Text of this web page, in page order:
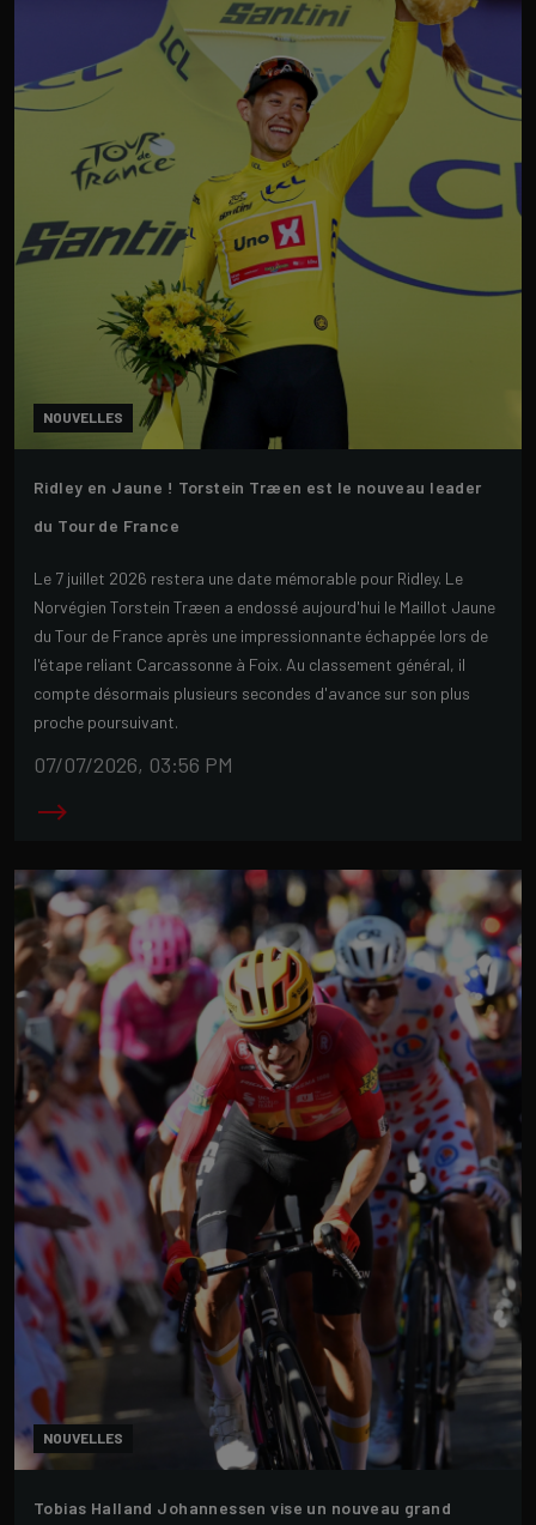
NOUVELLES
Ridley en Jaune ! Torstein Træen est le nouveau leader
du Tour de France
Le 7 juillet 2026 restera une date mémorable pour Ridley. Le
Norvégien Torstein Træen a endossé aujourd'hui le Maillot Jaune
du Tour de France après une impressionnante échappée lors de
l'étape reliant Carcassonne à Foix. Au classement général, il
compte désormais plusieurs secondes d'avance sur son plus
proche poursuivant.
07/07/2026, 03:56 PM
NOUVELLES
Tobias Halland Johannessen vise un nouveau grand